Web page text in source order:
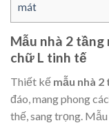
mát
Mẫu nhà 2
chữ L tinh tế
Thiết kế mẫu nhà
đáo, mang phong
thế, sang trọng.